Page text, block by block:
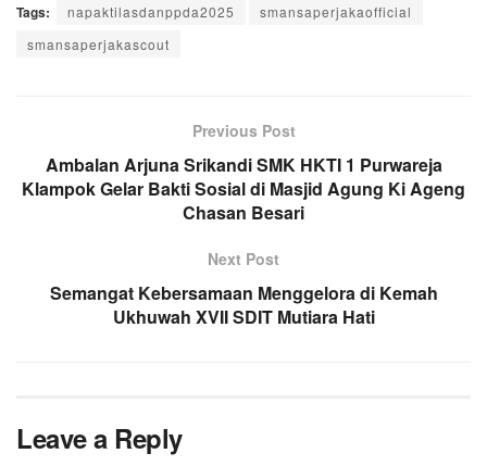
Tags: napaktilasdanppda2025
smansaperjakaofficial
smansaperjakascout
Previous Post
Ambalan Arjuna Srikandi SMK HKTI 1 Purwareja
Klampok Gelar Bakti Sosial di Masjid Agung Ki Ageng
Chasan Besari
Next Post
Semangat Kebersamaan Menggelora di Kemah
Ukhuwah XVII SDIT Mutiara Hati
Leave a Reply